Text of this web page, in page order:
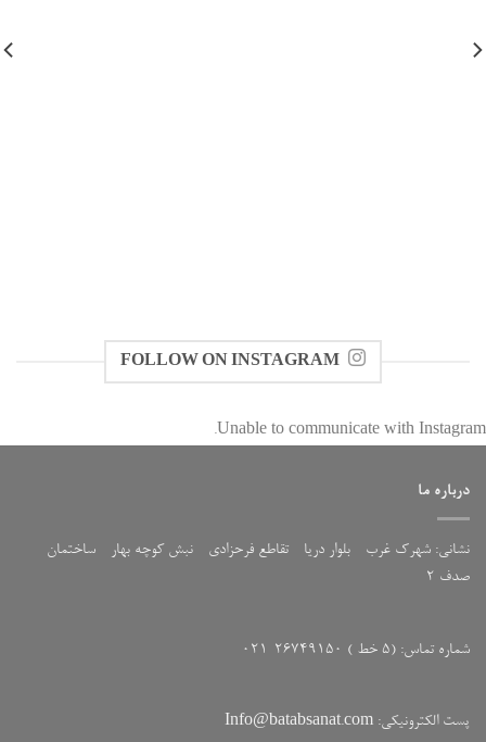
FOLLOW ON INSTAGRAM
Unable to communicate with Instagram.
درباره ما
نشانی: شهرک غرب - بلوار دریا - تقاطع فرحزادی - نبش کوچه بهار - ساختمان
صدف 2
شماره تماس: (5 خط ) 26749150-021
پست الکترونیکی: Info@batabsanat.com